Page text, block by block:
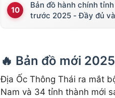
Bản đồ hành chính
trước 2025 - Đầy đủ
🔥 Bản đồ mới 2025
Địa Ốc Thông Thái ra mắt
Nam và 34 tỉnh thành mới